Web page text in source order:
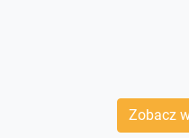
Zobacz